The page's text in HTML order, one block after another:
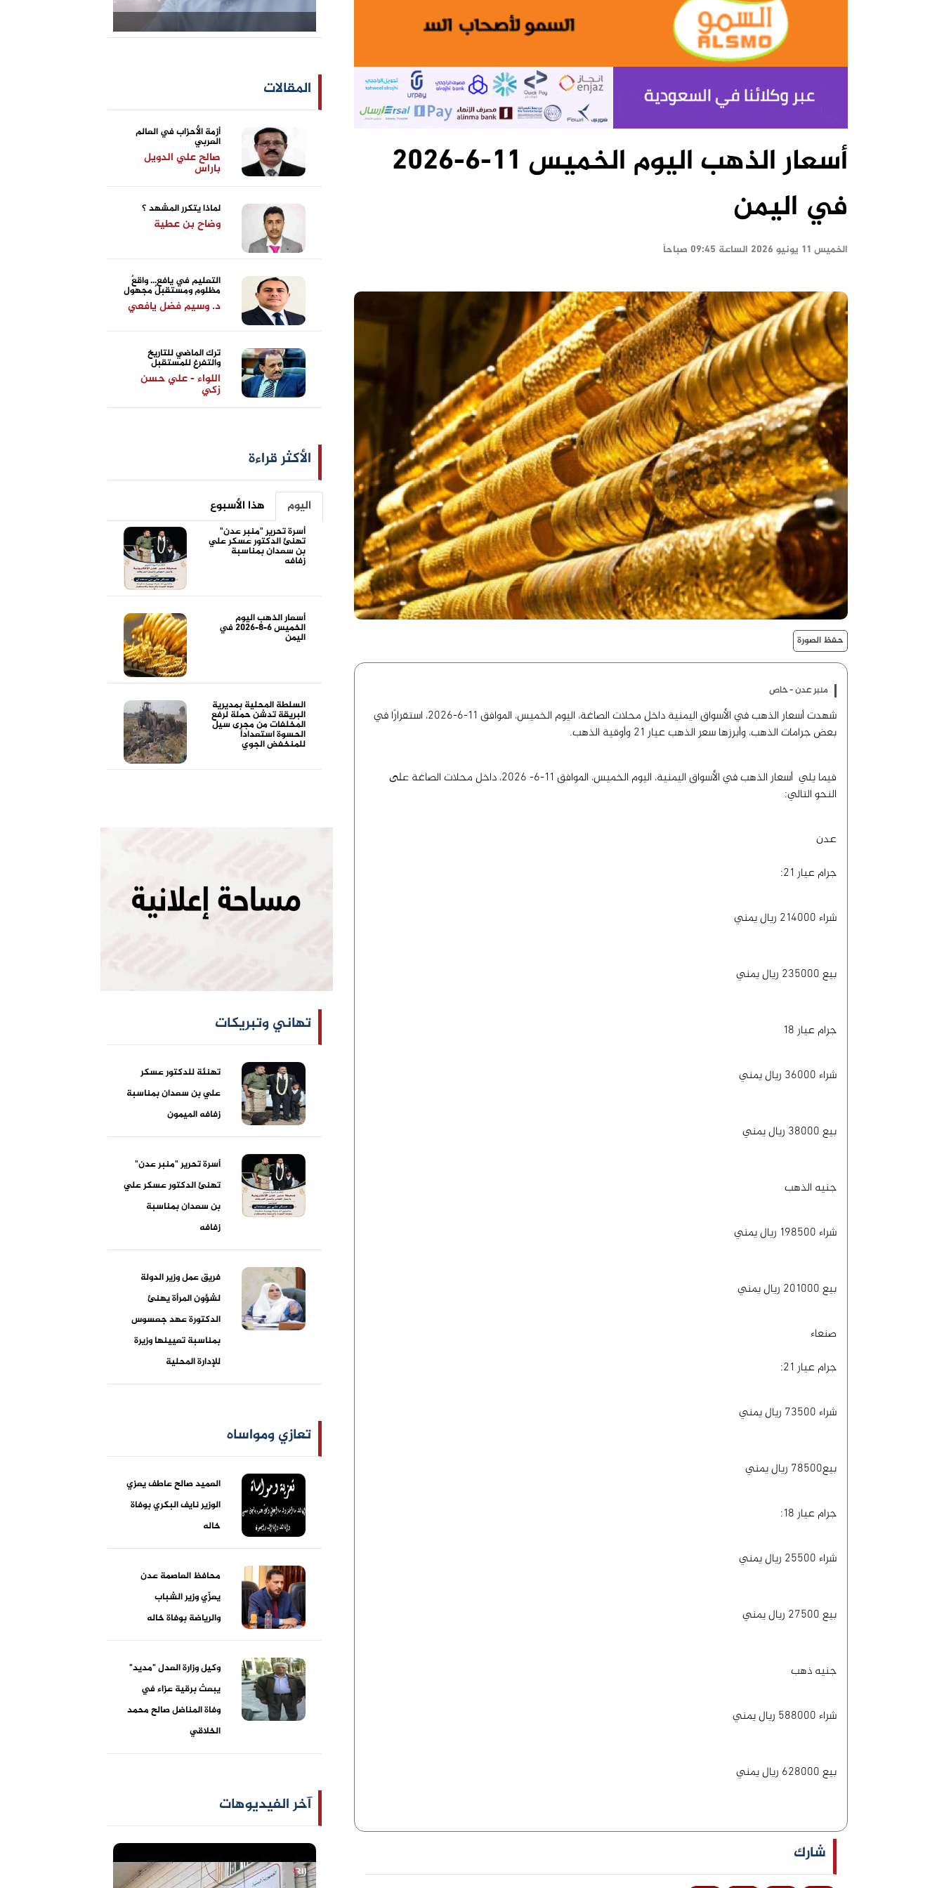
أسعار الذهب اليوم الخميس 11-6-2026
في اليمن
الخميس ١١ يونيو ٢٠٢٦ الساعة ٠٩:٤٥ صباحاً
حفظ الصورة
منبر عدن - خاص
شهدت أسعار الذهب في الأسواق اليمنية داخل محلات الصاغة، اليوم الخميس، الموافق 11-6-2026، استقرارًا في
بعض جرامات الذهب، وأبرزها سعر الذهب عيار 21 وأوقية الذهب.
فيما يلي أسعار الذهب في الأسواق اليمنية، اليوم الخميس، الموافق 11-6- 2026، داخل محلات الصاغة على
النحو التالي:
عدن
جرام عيار 21:
شراء 214000 ريال يمني
بيع 235000 ريال يمني
جرام عيار 18
شراء 36000 ريال يمني
بيع 38000 ريال يمني
جنيه الذهب
شراء 198500 ريال يمني
بيع 201000 ريال يمني
صنعاء
جرام عيار 21:
شراء 73500 ريال يمني
بيع78500 ريال يمني
جرام عيار 18:
شراء 25500 ريال يمني
بيع 27500 ريال يمني
جنيه ذهب
شراء 588000 ريال يمني
بيع 628000 ريال يمني
شارك
المقالات
أزمة الأحزاب في العالم
العربي
صالح علي الدويل
باراس
لماذا يتكرر المشهد ؟
وضاح بن عطية
التعليم في يافع... واقعٌ
مظلوم ومستقبلٌ مجهول
د. وسيم فضل يافعي
ترك الماضي للتاريخ
والتفرغ للمستقبل
اللواء - علي حسن
زكي
الأكثر قراءة
اليوم هذا الأسبوع
أسرة تحرير "منبر عدن"
تهنئ الدكتور عسكر علي
بن سعدان بمناسبة
زفافه
أسعار الذهب اليوم
الخميس 6-8-2026 في
اليمن
السلطة المحلية بمديرية
البريقة تدشن حملة لرفع
المخلفات من مجرى سيل
الحسوة استعداداً
للمنخفض الجوي
تهاني وتبريكات
تهنئة للدكتور عسكر
علي بن سعدان بمناسبة
زفافه الميمون
أسرة تحرير "منبر عدن"
تهنئ الدكتور عسكر علي
بن سعدان بمناسبة
زفافه
فريق عمل وزير الدولة
لشؤون المرأة يهنئ
الدكتورة عهد جعسوس
بمناسبة تعيينها وزيرة
للإدارة المحلية
تعازي ومواساه
العميد صالح عاطف يعزي
الوزير نايف البكري بوفاة
خاله
محافظ العاصمة عدن
يعزّي وزير الشباب
والرياضة بوفاة خاله
وكيل وزارة العدل "مديد"
يبعث برقية عزاء في
وفاة المناضل صالح محمد
الخلاقي
آخر الفيديوهات